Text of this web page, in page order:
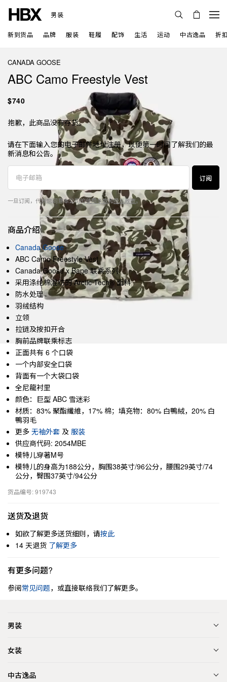
男装
新到货品 品牌 服装 鞋履 配饰 生活 运动 中古逸品 折
CANADA GOOSE
ABC Camo Freestyle Vest
$740
抱歉，此商品没有存货。
请在下面输入您的电子邮件地址注册，以便第一时间了解我们的最
新消息和公告。
订阅
一旦订阅，代表您同意本公司的使用条款和隐私政策。
商品介绍
Canada Goose
ABC Camo Freestyle Vest
Canada Goose x Bape 联乘系列
采用涤纶棉混纺的 Arctic Tech® 面料
防水处理
羽绒结构
立领
拉链及按扣开合
胸前品牌联乘标志
正面共有 6 个口袋
一个内部安全口袋
背面有一个大袋口袋
全尼龍衬里
颜色：巨型 ABC 雪迷彩
材质：83% 聚酯纖維，17% 棉；填充物：80% 白鴨絨，20% 白
鴨羽毛
更多 无袖外套 及 服装
供应商代码: 2054MBE
模特儿穿著M号
模特儿的身高为188公分，胸围38英寸/96公分，腰围29英寸/74
公分，臀围37英寸/94公分
货品编号: 919743
送货及退货
如欲了解更多送货细则，请按此
14 天退货 了解更多
有更多问题?
参阅常见问题，或直接联络我们了解更多。
男装
女装
中古逸品